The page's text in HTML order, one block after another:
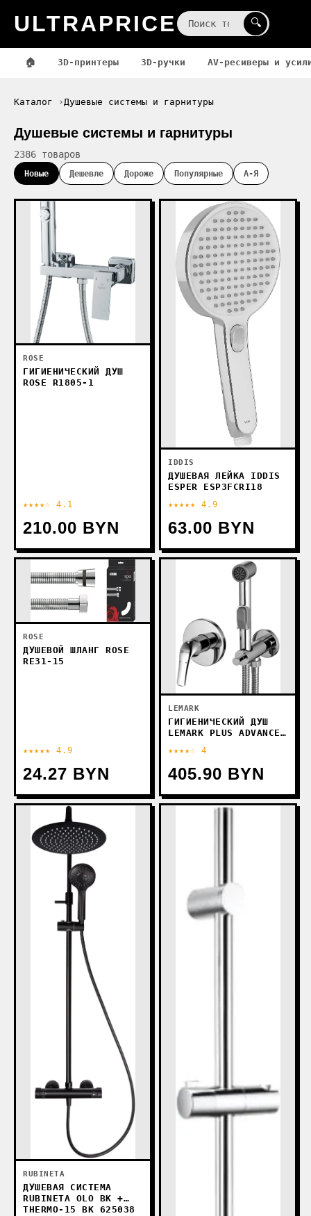
ULTRAPRICE 🔍
🏠 3D-принтеры 3D-ручки AV-ресиверы и
Каталог Душевые системы и гарнитуры
Душевые системы и гарнитуры
2386 товаров
Новые Дешевле Дороже Популярные А-Я
ROSE
ГИГИЕНИЧЕСКИЙ ДУШ
ROSE R1805-1
★★★★☆ 4.1
210.00 BYN
IDDIS
ДУШЕВАЯ ЛЕЙКА IDDIS
ESPER ESP3FCRI18
★★★★★ 4.9
63.00 BYN
ROSE
ДУШЕВОЙ ШЛАНГ ROSE
RE31-15
★★★★★ 4.9
24.27 BYN
LEMARK
ГИГИЕНИЧЕСКИЙ ДУШ
LEMARK PLUS ADVANCE
★★★★☆ 4
405.90 BYN
RUBINETA
ДУШЕВАЯ СИСТЕМА
RUBINETA OLO BK +
THERMO-15 BK 625038